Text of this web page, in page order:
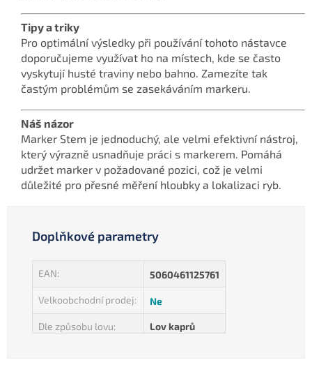
Tipy a triky
Pro optimální výsledky při používání tohoto nástavce
doporučujeme využívat ho na místech, kde se často
vyskytují husté traviny nebo bahno. Zamezíte tak
častým problémům se zasekáváním markeru.
Náš názor
Marker Stem je jednoduchý, ale velmi efektivní nástroj,
který výrazně usnadňuje práci s markerem. Pomáhá
udržet marker v požadované pozici, což je velmi
důležité pro přesné měření hloubky a lokalizaci ryb.
Doplňkové parametry
EAN: 5060461125761
Velkoobchodní prodej: Ne
Dle způsobu lovu: Lov kaprů